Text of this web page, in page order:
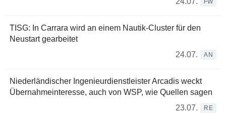
FW
TISG: In Carrara wird an einem Nautik-Cluster für den
Neustart gearbeitet
24.07.
AN
Niederländischer Ingenieurdienstleister Arcadis weckt
Übernahmeinteresse, auch von WSP, wie Quellen sagen
23.07.
RE